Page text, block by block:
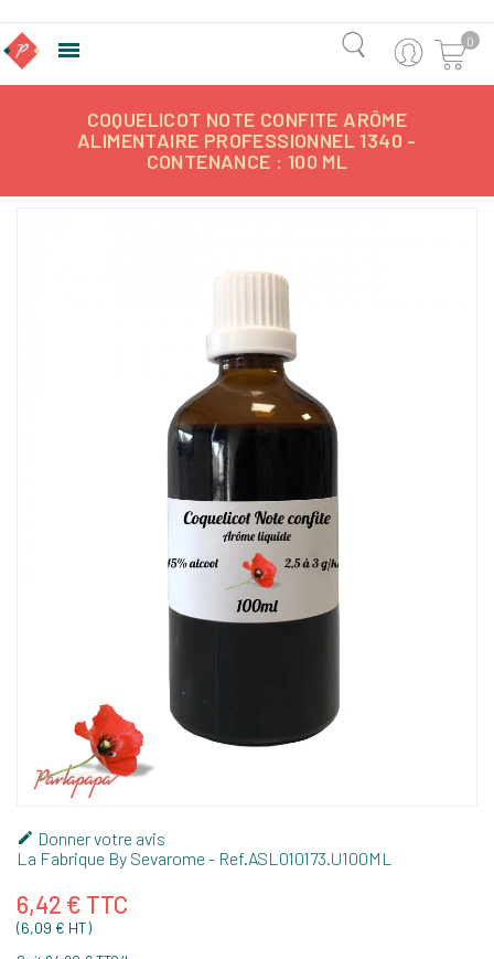
 0
COQUELICOT NOTE CONFITE ARÔME
ALIMENTAIRE PROFESSIONNEL 1340 -
CONTENANCE : 100 ML
 Donner votre avis
La Fabrique By Sevarome - Ref. ASL010173.U100ML
6,42 € TTC
(6,09 € HT)